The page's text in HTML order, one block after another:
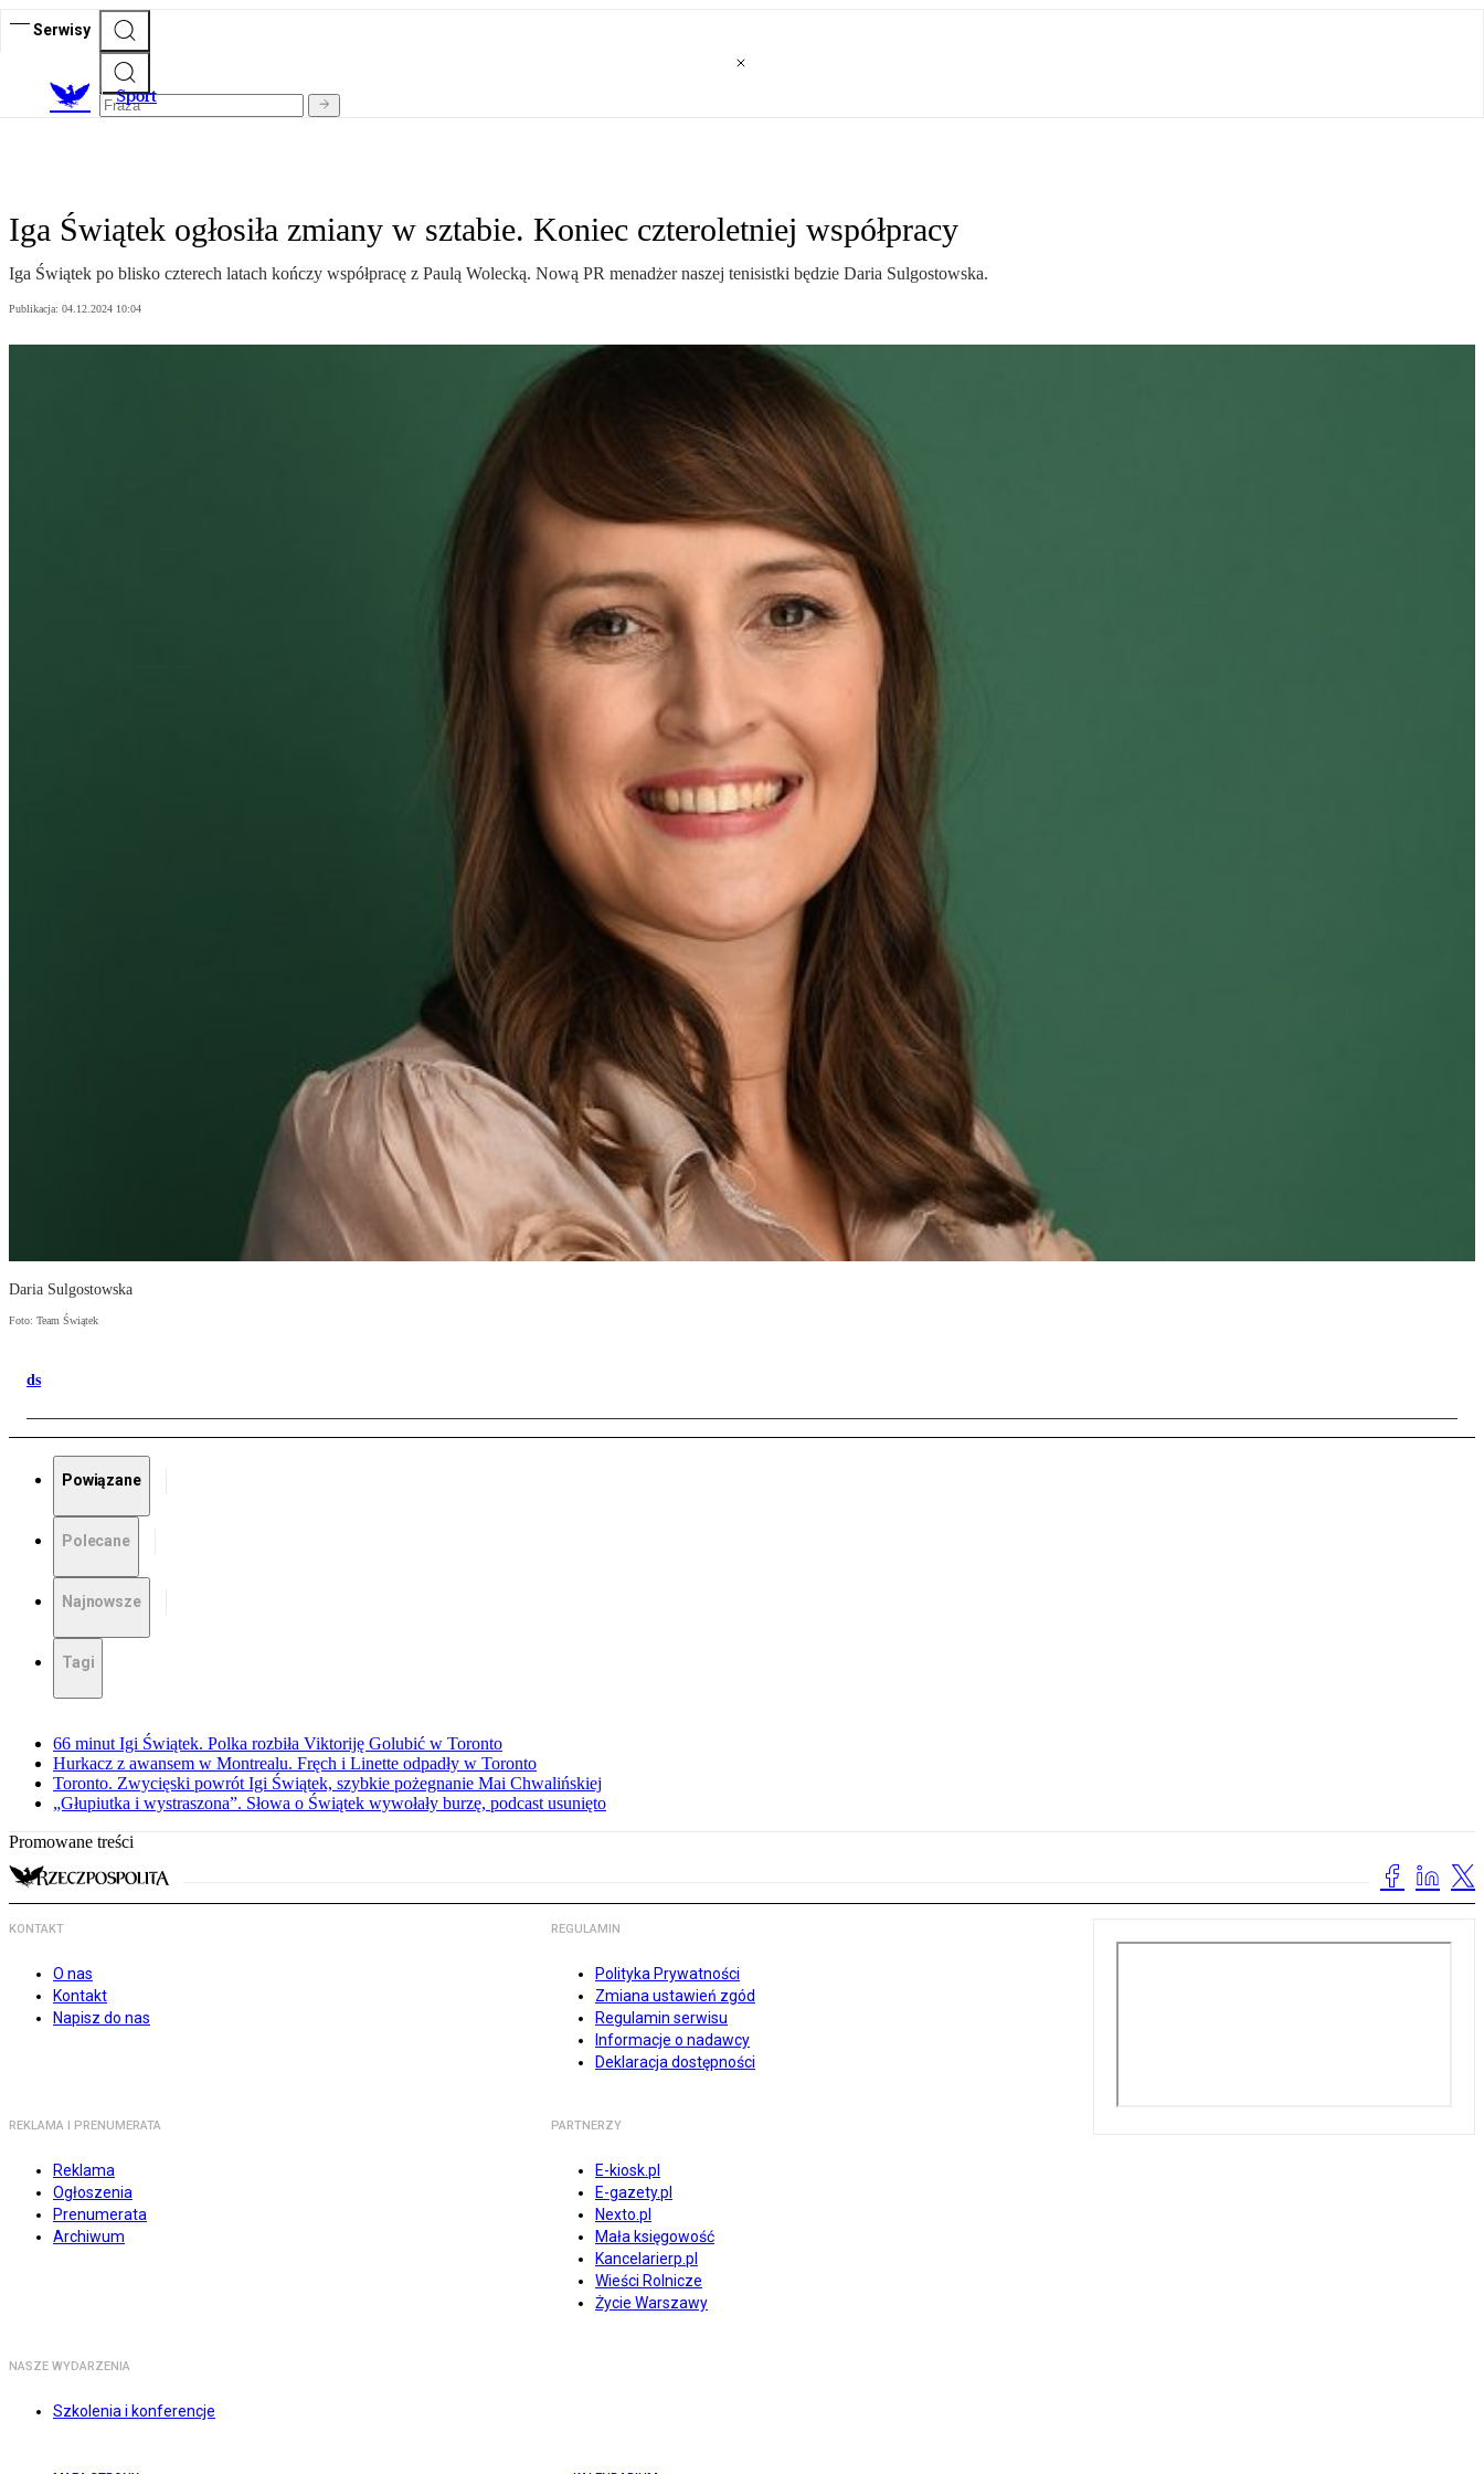
Serwisy
Sport
Iga Świątek ogłosiła zmiany w sztabie. Koniec czteroletniej współpracy
Iga Świątek po blisko czterech latach kończy współpracę z Paulą Wolecką. Nową PR menadżer naszej tenisistki będzie Daria Sulgostowska.
Publikacja: 04.12.2024 10:04
Daria Sulgostowska
Foto: Team Świątek
ds
Powiązane
Polecane
Najnowsze
Tagi
66 minut Igi Świątek. Polka rozbiła Viktoriję Golubić w Toronto
Hurkacz z awansem w Montrealu. Fręch i Linette odpadły w Toronto
Toronto. Zwycięski powrót Igi Świątek, szybkie pożegnanie Mai Chwalińskiej
„Głupiutka i wystraszona”. Słowa o Świątek wywołały burzę, podcast usunięto
Promowane treści
KONTAKT
O nas
Kontakt
Napisz do nas
REGULAMIN
Polityka Prywatności
Zmiana ustawień zgód
Regulamin serwisu
Informacje o nadawcy
Deklaracja dostępności
REKLAMA I PRENUMERATA
Reklama
Ogłoszenia
Prenumerata
Archiwum
PARTNERZY
E-kiosk.pl
E-gazety.pl
Nexto.pl
Mała księgowość
Kancelarierp.pl
Wieści Rolnicze
Życie Warszawy
NASZE WYDARZENIA
Szkolenia i konferencje